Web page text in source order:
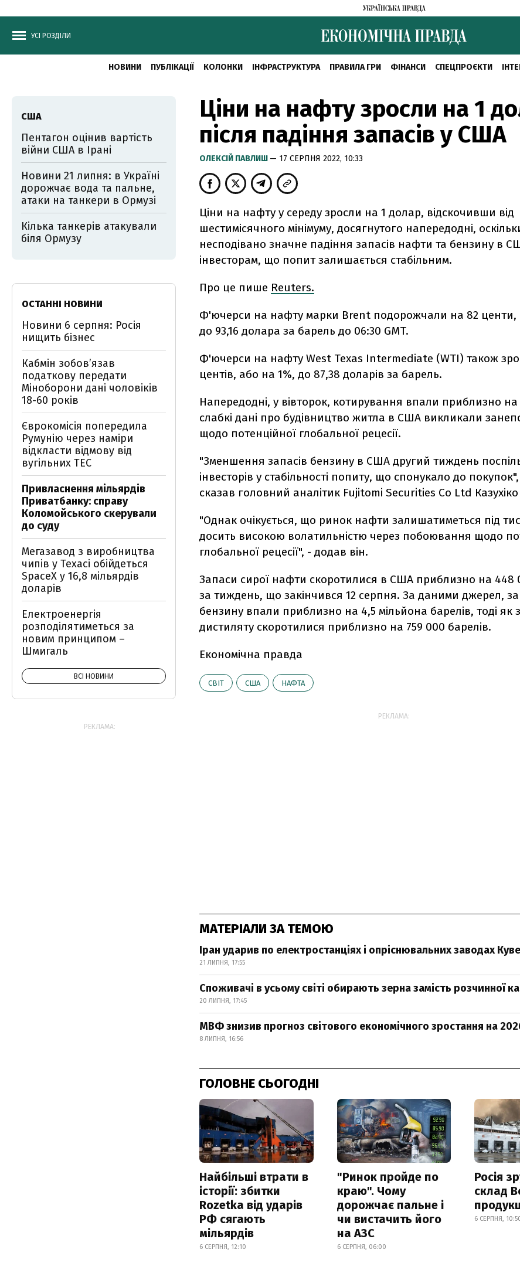
УСІ РОЗДІЛИ
НОВИНИ ПУБЛІКАЦІЇ КОЛОНКИ ІНФРАСТРУКТУРА ПРАВИЛА ГРИ ФІНАНСИ СПЕЦПРОЄКТИ
Ціни на нафту зросли на 1
після падіння запасів у США
ОЛЕКСІЙ ПАВЛИШ — 17 СЕРПНЯ 2022, 10:33
Ціни на нафту у середу зросли на 1 долар, відскочивши від
шестимісячного мінімуму, досягнутого напередодні,
несподівано значне падіння запасів нафти та бензину в
інвесторам, що попит залишається стабільним.
Про це пише Reuters.
Ф'ючерси на нафту марки Brent подорожчали на 82 центи,
до 93,16 долара за барель до 06:30 GMT.
Ф'ючерси на нафту West Texas Intermediate (WTI) також
центів, або на 1%, до 87,38 доларів за барель.
Напередодні, у вівторок, котирування впали приблизно на
слабкі дані про будівництво житла в США викликали
щодо потенційної глобальної рецесії.
"Зменшення запасів бензину в США другий тиждень
інвесторів у стабільності попиту, що спонукало до
сказав головний аналітик Fujitomi Securities Co Ltd
"Однак очікується, що ринок нафти залишатиметься під
досить високою волатильністю через побоювання щодо
глобальної рецесії", - додав він.
Запаси сирої нафти скоротилися в США приблизно на 448
за тиждень, що закінчився 12 серпня. За даними джерел,
бензину впали приблизно на 4,5 мільйона барелів, тоді як
дистиляту скоротилися приблизно на 759 000 барелів.
Економічна правда
СВІТ США НАФТА
РЕКЛАМА:
МАТЕРІАЛИ ЗА ТЕМОЮ
Іран ударив по електростанціях і опріснювальних заводах
21 ЛИПНЯ, 17:55
Споживачі в усьому світі обирають зерна замість розчинної
20 ЛИПНЯ, 17:45
МВФ знизив прогноз світового економічного зростання на
8 ЛИПНЯ, 16:56
ГОЛОВНЕ СЬОГОДНІ
Найбільші втрати в
історії: збитки
Rozetka від ударів
РФ сягають
мільярдів
6 СЕРПНЯ, 12:10
"Ринок пройде по
краю". Чому
дорожчає пальне і
чи вистачить його
на АЗС
6 СЕРПНЯ, 06:00
Росія
склад
6 СЕРПНЯ,
США
Пентагон оцінив вартість
війни США в Ірані
Новини 21 липня: в Україні
дорожчає вода та пальне,
атаки на танкери в Ормузі
Кілька танкерів атакували
біля Ормузу
ОСТАННІ НОВИНИ
Новини 6 серпня: Росія
нищить бізнес
Кабмін зобовʼязав
податкову передати
Міноборони дані чоловіків
18-60 років
Єврокомісія попередила
Румунію через наміри
відкласти відмову від
вугільних ТЕС
Привласнення мільярдів
Приватбанку: справу
Коломойського скерували
до суду
Мегазавод з виробництва
чипів у Техасі обійдеться
SpaceX у 16,8 мільярдів
доларів
Електроенергія
розподілятиметься за
новим принципом –
Шмигаль
ВСІ НОВИНИ
РЕКЛАМА: